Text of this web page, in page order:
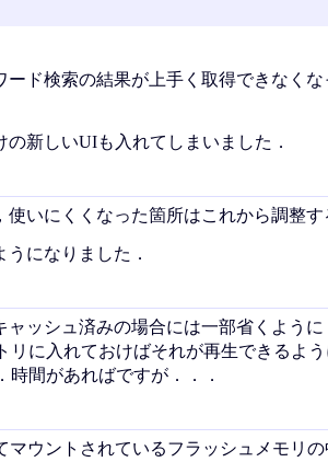
ド検索の結果が上手く取得できなく
新しいUIも入れてしまいました．
いにくくなった箇所はこれから調整す
になりました．
ッシュ済みの場合には一部省くように
に入れておけばそれが再生できるよ
間があればですが．．．
マウントされているフラッシュメモリ